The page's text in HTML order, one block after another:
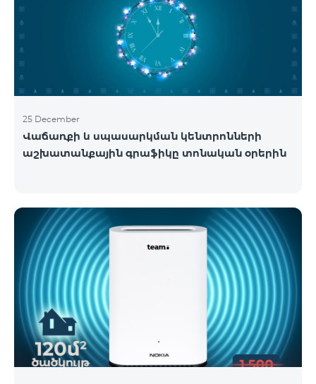
25 December
Վաճառքի և սպասարկման կենտրոնների
աշխատանքային գրաֆիկը տոնական օրերին